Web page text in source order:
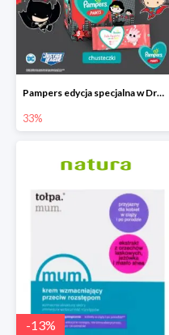
Pampers edycja specjalna w Drogerie Natura do -33%
33%
-13%